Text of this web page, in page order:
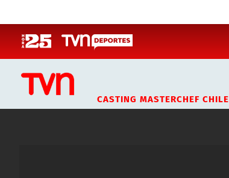
CASTING MASTERCHEF CHILE